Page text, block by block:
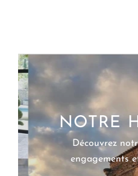
NOTRE
Découvrez
engagements